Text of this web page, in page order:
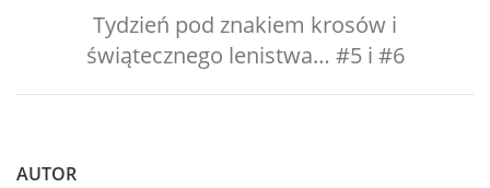
Tydzień pod znakiem krosów i
świątecznego lenistwa… #5 i #6
AUTOR